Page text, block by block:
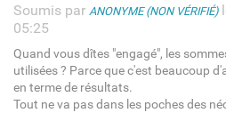
Soumis par ANONYME (NON VÉRIFIÉ)
05:25
Quand vous dîtes "engagé", les
utilisées ? Parce que c'est beaucoup
en terme de résultats.
Tout ne va pas dans les poches des